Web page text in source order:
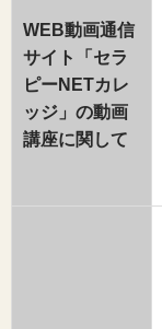
WEB動画通信
サイト「セラ
ピーNETカレ
ッジ」の動画
講座に関して